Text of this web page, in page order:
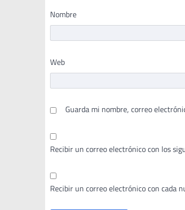
Nombre
Web
Guarda mi nombre, correo
Recibir un correo electrónico con los
Recibir un correo electrónico con cada